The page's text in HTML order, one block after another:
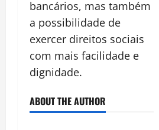
bancários, mas também
a possibilidade de
exercer direitos sociais
com mais facilidade e
dignidade.
ABOUT THE AUTHOR